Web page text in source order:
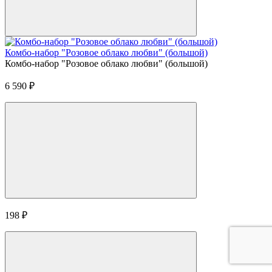
Комбо-набор "Розовое облако любви" (большой)
Комбо-набор "Розовое облако любви" (большой)
6 590 ₽
198 ₽